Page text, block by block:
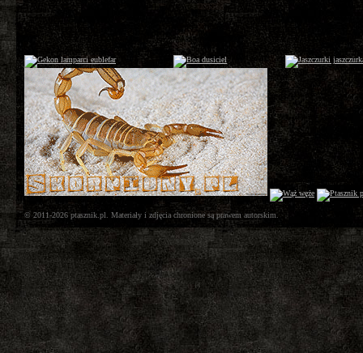
© 2011-2026 ptasznik.pl. Materiały i zdjęcia chronione są prawem autorskim.